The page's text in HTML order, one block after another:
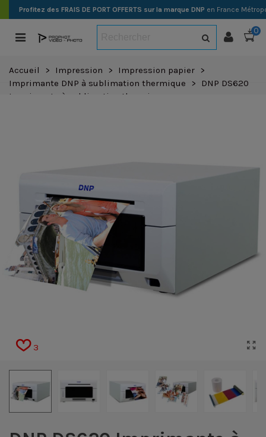
Profitez des FRAIS DE PORT OFFERTS sur la marque DNP en France
0
Accueil > Impression > Impression papier >
Imprimante DNP à sublimation thermique
>
DNP DS620
Imprimante à sublimation thermique
3